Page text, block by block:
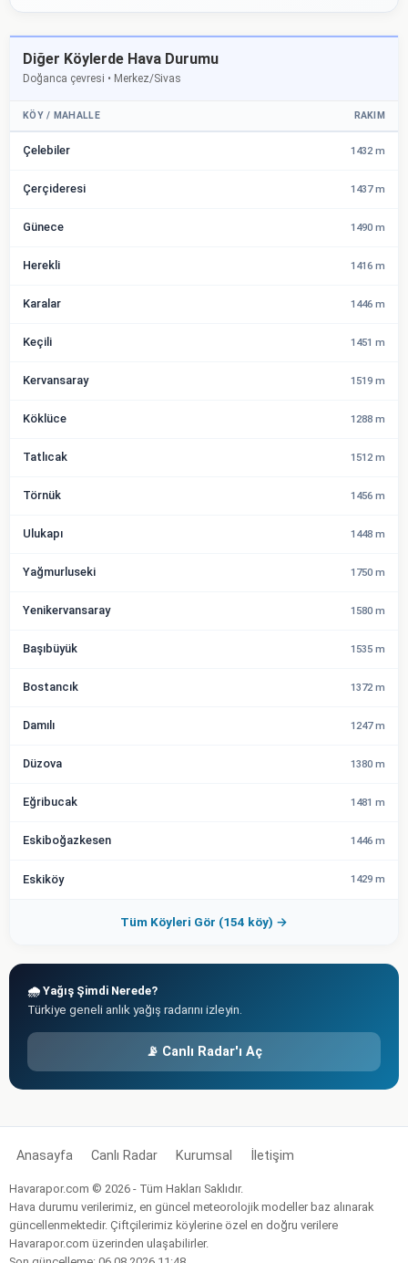
Diğer Köylerde Hava Durumu
Doğanca çevresi • Merkez/Sivas
KÖY / MAHALLE RAKIM
Çelebiler 1432 m
Çerçideresi 1437 m
Günece 1490 m
Herekli 1416 m
Karalar 1446 m
Keçili 1451 m
Kervansaray 1519 m
Köklüce 1288 m
Tatlıcak 1512 m
Törnük 1456 m
Ulukapı 1448 m
Yağmurluseki 1750 m
Yenikervansaray 1580 m
Başıbüyük 1535 m
Bostancık 1372 m
Damılı 1247 m
Düzova 1380 m
Eğribucak 1481 m
Eskiboğazkesen 1446 m
Eskiköy 1429 m
Tüm Köyleri Gör (154 köy) →
🌧️ Yağış Şimdi Nerede?
Türkiye geneli anlık yağış radarını izleyin.
📡 Canlı Radar'ı Aç
Anasayfa Canlı Radar Kurumsal İletişim
Havarapor.com © 2026 - Tüm Hakları Saklıdır.
Hava durumu verilerimiz, en güncel meteorolojik modeller baz alınarak
güncellenmektedir. Çiftçilerimiz köylerine özel en doğru verilere
Havarapor.com üzerinden ulaşabilirler.